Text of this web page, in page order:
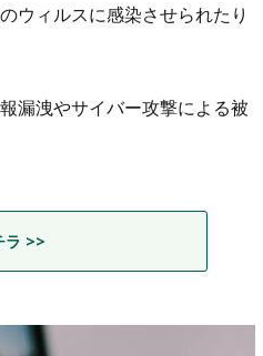
ウィルスに感染させられたり
漏洩やサイバー攻撃による被
ラ >>